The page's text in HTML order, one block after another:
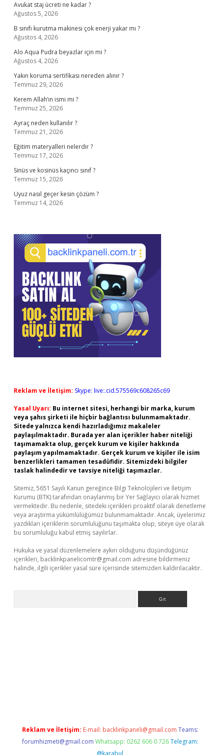
Avukat staj ücreti ne kadar ?
Ağustos 5, 2026
B sınıfı kurutma makinesi çok enerji yakar mı ?
Ağustos 4, 2026
Alo Aqua Pudra beyazlar için mi ?
Ağustos 4, 2026
Yakın koruma sertifikası nereden alınır ?
Temmuz 29, 2026
Kerem Allah’ın ismi mi ?
Temmuz 25, 2026
Ayraç neden kullanılır ?
Temmuz 21, 2026
Eğitim materyalleri nelerdir ?
Temmuz 17, 2026
Sinüs ve kosinüs kaçıncı sınıf ?
Temmuz 15, 2026
Uyuz nasıl geçer kesin çözüm ?
Temmuz 14, 2026
Reklam ve İletişim: Skype: live:.cid.575569c608265c69
Yasal Uyarı: Bu internet sitesi, herhangi bir marka, kurum
veya şahıs şirketi ile hiçbir bağlantısı bulunmamaktadır.
Sitede yalnızca kendi hazırladığımız makaleler
paylaşılmaktadır. Burada yer alan içerikler haber niteliği
taşımamakta olup, gerçek kurum ve kişiler hakkında
paylaşım yapılmamaktadır. Gerçek kurum ve kişiler ile isim
benzerlikleri tamamen tesadüfidir. Sitemizdeki bilgiler
taslak halindedir ve tavsiye niteliği taşımazlar.
Sitemiz, 5651 Sayılı Kanun gereğince Bilgi Teknolojileri ve İletişim
Kurumu (BTK) tarafından onaylanmış bir Yer Sağlayıcı olarak hizmet
vermektedir. Bu nedenle, sitedeki içerikleri proaktif olarak denetleme
veya araştırma yükümlülüğümüz bulunmamaktadır. Ancak, üyelerimiz
yazdıkları içeriklerin sorumluluğunu taşımakta olup, siteye üye olarak
bu sorumluluğu kabul etmiş sayılırlar.
Hukuka ve yasal düzenlemelere aykırı olduğunu düşündüğünüz
içerikleri, backlinkpanelicomtr@gmail.com adresine bildirmeniz
halinde, ilgili içerikler yasal süre içerisinde sitemizden kaldırılacaktır.
Reklam ve İletişim: E-mail: backlinkpaneli@gmail.com Teams:
forumhizmeti@gmail.com Whatsapp: 0262 606 0 726 Telegram:
@karabul